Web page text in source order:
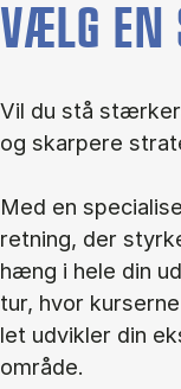
VÆLG EN
Vil du stå
og skar­pe­re
Med en
ret­ning, der
hæng i hele din
tur, hvor
let ud­vik­ler din
om­rå­de.